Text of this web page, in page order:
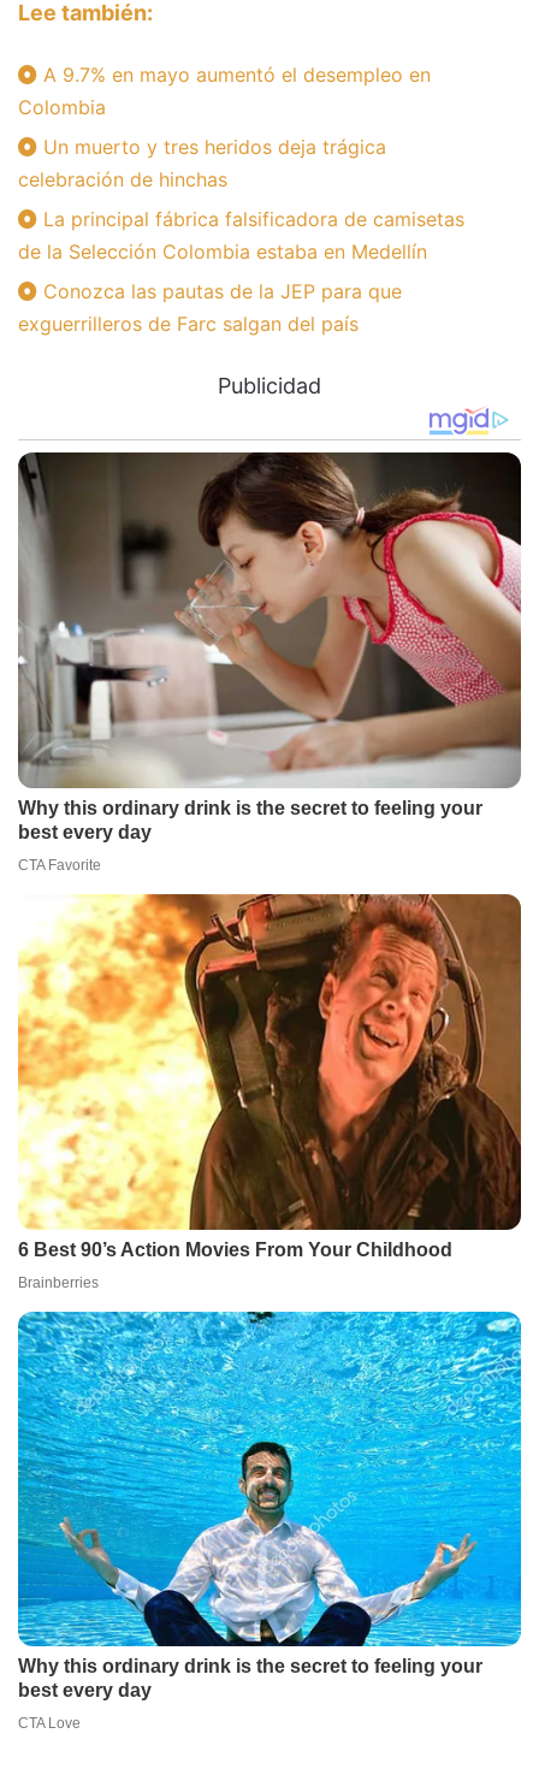
Lee también:
A 9.7% en mayo aumentó el desempleo en
Colombia
Un muerto y tres heridos deja trágica
celebración de hinchas
La principal fábrica falsificadora de camisetas
de la Selección Colombia estaba en Medellín
Conozca las pautas de la JEP para que
exguerrilleros de Farc salgan del país
Publicidad